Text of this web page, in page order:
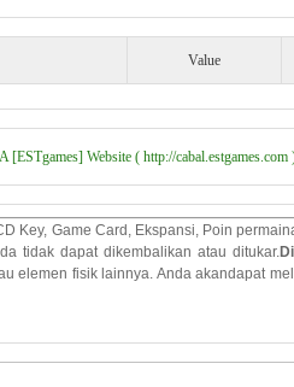
Value
[ESTgames] Website ( http://cabal.estgames.com
Key, Game Card, Ekspansi, Poin
tidak dapat dikembalikan atau ditukar.
elemen fisik lainnya. Anda akandapat